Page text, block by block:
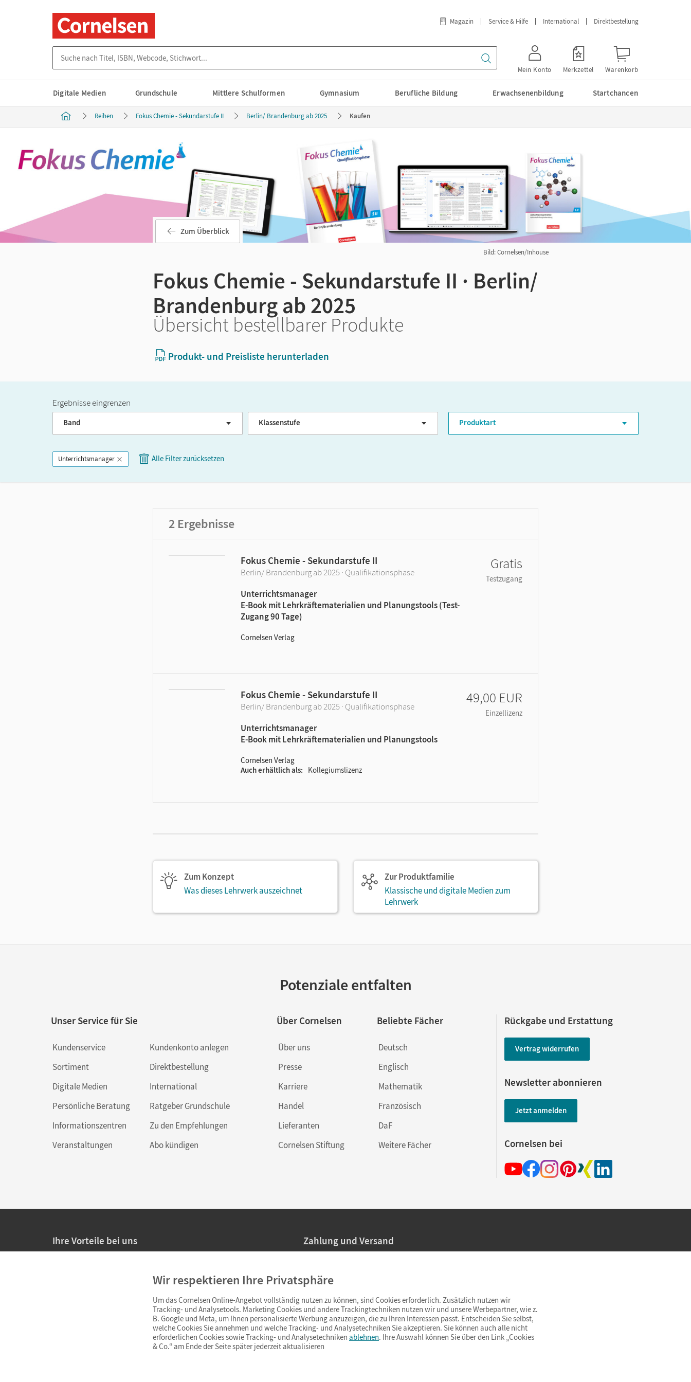
Magazin Service & Hilfe International Direktbestellung
Mein Konto Merkzettel Warenkorb
Digitale Medien Grundschule Mittlere Schulformen Gymnasium Berufliche Bildung Erwachsenenbildung Startchancen
Reihen Fokus Chemie - Sekundarstufe II Berlin/ Brandenburg ab 2025 Kaufen
Bild: Cornelsen/Inhouse
Zum Überblick
Fokus Chemie - Sekundarstufe II · Berlin/
Brandenburg ab 2025
Übersicht bestellbarer Produkte
Produkt- und Preisliste herunterladen
Ergebnisse eingrenzen
Band Klassenstufe GER-Niveau
Produktart
Unterrichtsmanager Alle Filter zurücksetzen
2 Ergebnisse
Fokus Chemie - Sekundarstufe II
Berlin/ Brandenburg ab 2025 · Qualifikationsphase
Unterrichtsmanager
E-Book mit Lehrkräftematerialien und Planungstools (Test-
Zugang 90 Tage)
Cornelsen Verlag
Gratis
Testzugang
Fokus Chemie - Sekundarstufe II
Berlin/ Brandenburg ab 2025 · Qualifikationsphase
Unterrichtsmanager
E-Book mit Lehrkräftematerialien und Planungstools
Cornelsen Verlag
Auch erhältlich als
Kollegiumslizenz
49,00 EUR
Einzellizenz
Zum Konzept
Was dieses Lehrwerk auszeichnet
Zur Produktfamilie
Klassische und digitale Medien zum
Lehrwerk
Potenziale entfalten
Unser Service für Sie
Kundenservice
Sortiment
Digitale Medien
Persönliche Beratung
Informationszentren
Veranstaltungen
Kundenkonto anlegen
Direktbestellung
International
Ratgeber Grundschule
Zu den Empfehlungen
Abo kündigen
Über Cornelsen
Über uns
Presse
Karriere
Handel
Lieferanten
Cornelsen Stiftung
Beliebte Fächer
Deutsch
Englisch
Mathematik
Französisch
DaF
Weitere Fächer
Rückgabe und Erstattung
Vertrag widerrufen
Newsletter abonnieren
Jetzt anmelden
Cornelsen bei
Ihre Vorteile bei uns
Persönliche Angebote für Lehrkräfte
Sicheres Einkaufen mit SSL-Verschlüsselung
Widerrufsfristvon 4 Wochen
Schnelle und einfache Retourenabwicklung
Zahlung und Versand
Ab 59,– EUR Bestellwert liefern wir versandkostenfrei innerhalb Deutschlands
(Lieferung in 3–6 Tagen).
Wir respektieren Ihre Privatsphäre
Um das Cornelsen Online-Angebot vollständig nutzen zu können, sind Cookies erforderlich. Zusätzlich nutzen wir
Tracking- und Analysetools. Marketing Cookies und andere Trackingtechniken nutzen wir und unsere Werbepartner, wie z.
B. Google und Meta, um Ihnen personalisierte Werbung anzuzeigen, die zu Ihren Interessen passt. Entscheiden Sie selbst,
welche Cookies Sie annehmen und welche Tracking- und Analysetechniken Sie akzeptieren. Sie können auch alle nicht
erforderlichen Cookies sowie Tracking- und Analysetechniken ablehnen. Ihre Auswahl können Sie über den Link „Cookies
& Co.“ am Ende der Seite später jederzeit aktualisieren